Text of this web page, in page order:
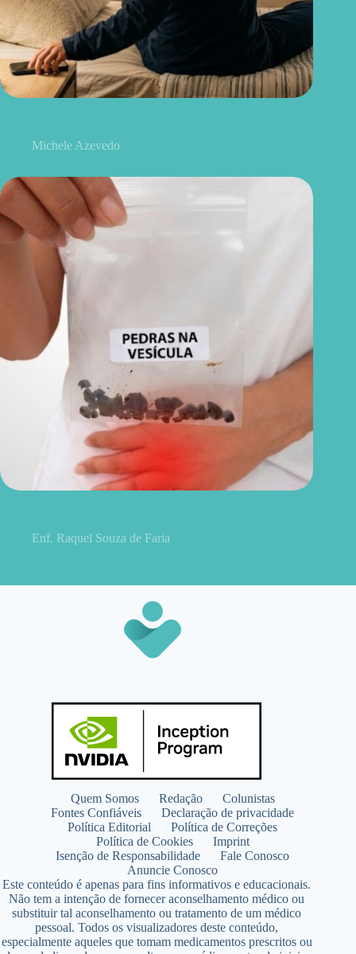
Michele Azevedo
Enf. Raquel Souza de Faria
Quem Somos Redação
Colunistas
Fontes Confiáveis
Declaração de privacidade
Política Editorial
Política de Correções
Política de Cookies
Imprint
Isenção de Responsabilidade
Fale Conosco
Anuncie Conosco
Este conteúdo é apenas para fins informativos e educacionais.
Não tem a intenção de fornecer aconselhamento médico ou
substituir tal aconselhamento ou tratamento de um médico
pessoal. Todos os visualizadores deste conteúdo,
especialmente aqueles que tomam medicamentos prescritos ou